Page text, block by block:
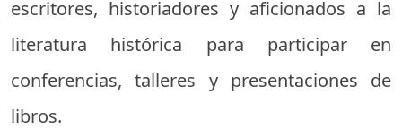
escritores, historiadores y aficionados a la
literatura histórica para participar en
conferencias, talleres y presentaciones de
libros.